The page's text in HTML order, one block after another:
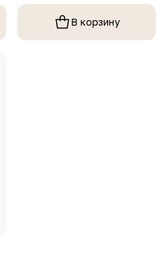
В корзину